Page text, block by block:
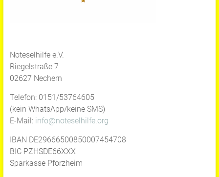
Noteselhilfe e.V.
Riegelstraße 7
02627 Nechern
Telefon: 0151/53764605
(kein WhatsApp/keine SMS)
E-Mail: info@noteselhilfe.org
IBAN DE29666500850007454708
BIC PZHSDE66XXX
Sparkasse Pforzheim